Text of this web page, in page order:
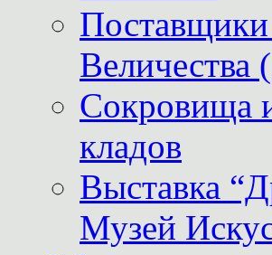
Сокровища
кладов
Выставка
Музей